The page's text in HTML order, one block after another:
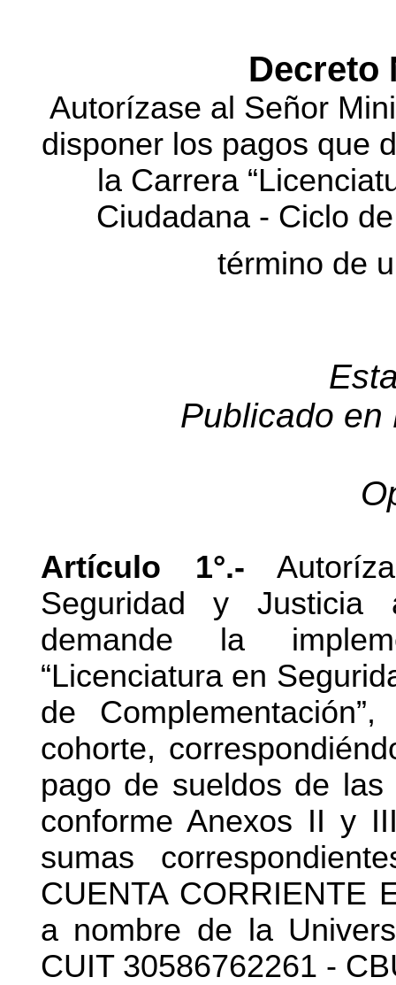
Decreto
Autorízase al Señor
disponer los pagos que
la Carrera
Ciudadana - Ciclo
término de
Publicado en
Artículo 1°.-
Seguridad y
demande la
“Licenciatura en
de
cohorte,
pago de sueldos de
conforme Anexos II y
sumas
CUENTA CORRIENTE
a nombre de la
CUIT 30586762261 -